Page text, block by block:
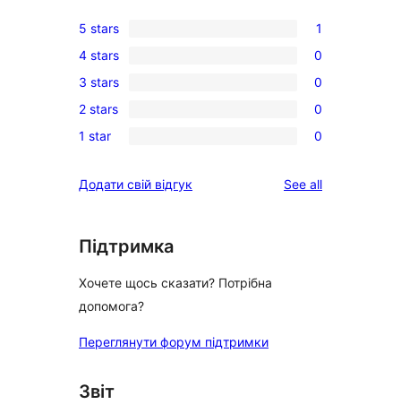
1
5-
star
review
5 stars 1
0
4-
star
reviews
4 stars 0
0
3-
star
3 stars 0
0
2-
reviews
2 stars 0
0
star
1 star 0
Додати свій відгук See allreviews
Підтримка
Хочете щось сказати? Потрібна
допомога?
Переглянути форум підтримки
Звіт